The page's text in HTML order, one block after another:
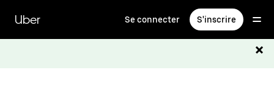
contenu
principal
Uber Se connecter S'inscrire